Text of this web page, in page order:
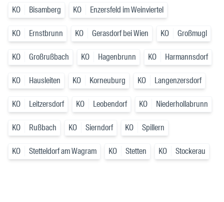
KO Bisamberg KO Enzersfeld im Weinviertel
KO Ernstbrunn KO Gerasdorf bei Wien KO Großmugl
KO Großrußbach KO Hagenbrunn KO Harmannsdorf
KO Hausleiten KO Korneuburg KO Langenzersdorf
KO Leitzersdorf KO Leobendorf KO Niederhollabrunn
KO Rußbach KO Sierndorf KO Spillern
KO Stetteldorf am Wagram KO Stetten KO Stockerau